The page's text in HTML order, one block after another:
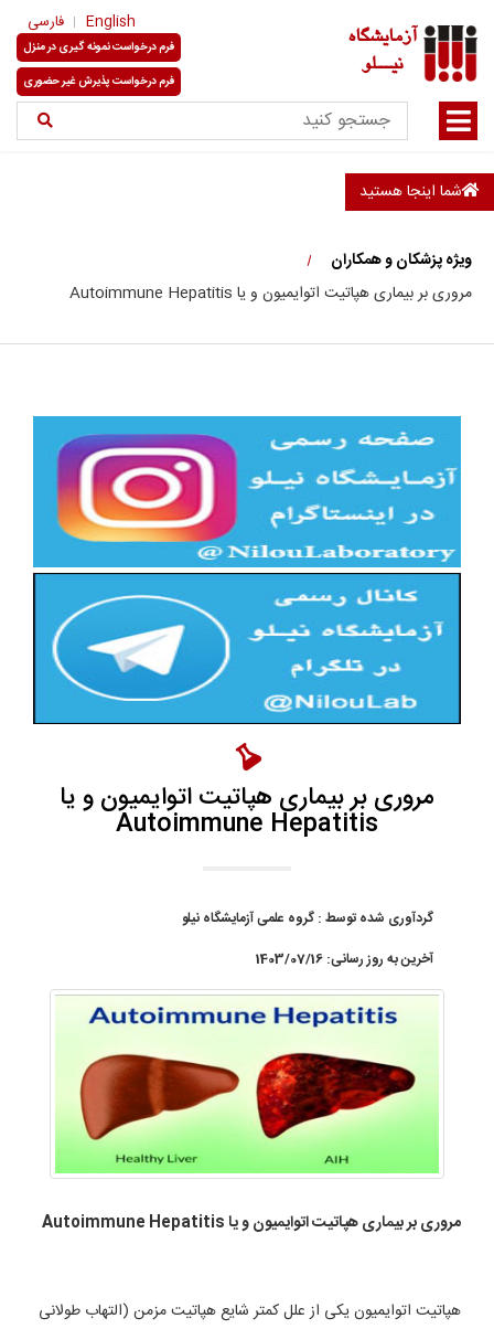
آزمایشگاه
نیـــلو
فارسی English
فرم درخواست نمونه گیری در منزل
فرم درخواست پذیرش غیر حضوری
شما اینجا هستید
ویژه پزشکان و همکاران
مروری بر بیماری هپاتیت اتوایمیون و یا Autoimmune Hepatitis
مروری بر بیماری هپاتیت اتوایمیون و یا
Autoimmune Hepatitis
گردآوری شده توسط : گروه علمی آزمایشگاه نیلو
آخرین به روز رسانی: 1403/07/16
مروری بر بیماری هپاتیت اتوایمیون و یا Autoimmune Hepatitis
هپاتیت اتوایمیون یكی از علل كمتر شایع هپاتیت مزمن (التهاب طولانی